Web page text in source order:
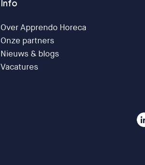
Info
Over Apprendo Horeca
Onze partners
Nieuws & blogs
Vacatures